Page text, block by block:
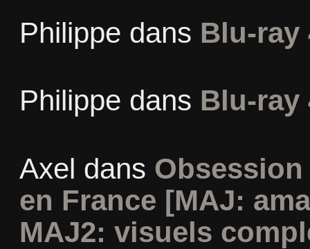
Philippe dans Blu-ray
Philippe dans Blu-ray
Axel dans
en France [MAJ:
MAJ2: visuels